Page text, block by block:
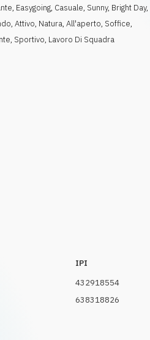
, Easygoing, Casuale, Sunny, Bright Day,
,Attivo, Natura,All'aperto, Soffice,
, Sportivo, Lavoro Di Squadra
IPI
432918554
638318826